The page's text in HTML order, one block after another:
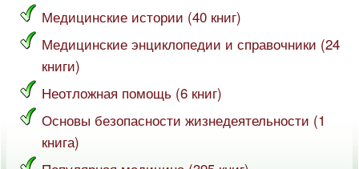
Медицинские истории (40 книг)
Медицинские энциклопедии и справочники (24
книги)
Неотложная помощь (6 книг)
Основы безопасности жизнедеятельности (1
книга)